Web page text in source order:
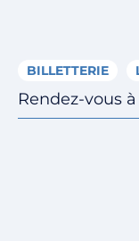
BILLETTERIE
Rendez-vous à